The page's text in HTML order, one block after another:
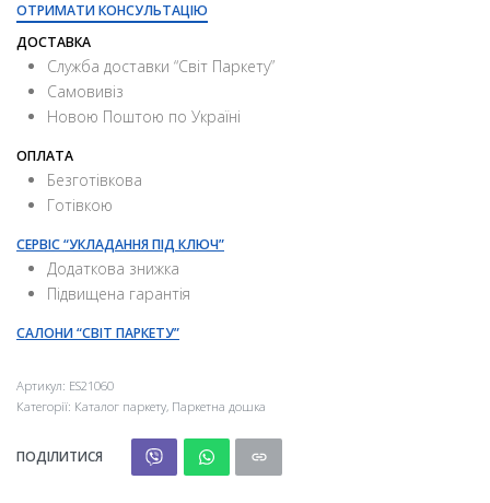
ОТРИМАТИ КОНСУЛЬТАЦІЮ
ДОСТАВКА
Служба доставки “Свiт Паркету”
Самовивіз
Новою Поштою по Україні
ОПЛАТА
Безготівкова
Готівкою
СЕРВІС “УКЛАДАННЯ ПІД КЛЮЧ”
Додаткова знижка
Підвищена гарантія
САЛОНИ “СВІТ ПАРКЕТУ”
Артикул: ES21060
Категорії: Каталог паркету, Паркетна дошка
ПОДІЛИТИСЯ